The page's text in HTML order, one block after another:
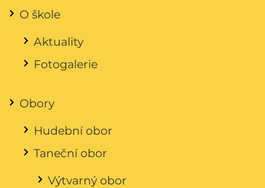
O škole
Aktuality
Fotogalerie
Obory
Hudební obor
Taneční obor
Výtvarný obor